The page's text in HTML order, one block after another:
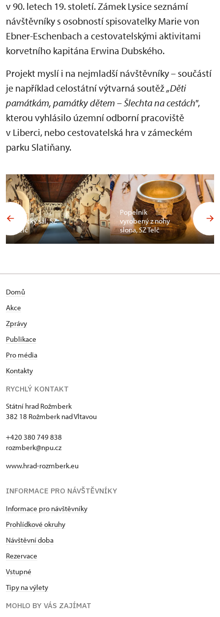
v 90. letech 19. století. Zámek Lysice seznámí
návštěvníky s osobností spisovatelky Marie von
Ebner-Eschenbach a cestovatelskými aktivitami
korvetního kapitána Erwina Dubského.
Projekt myslí i na nejmladší návštěvníky – součástí
je například celostátní výtvarná soutěž„Děti
památkám, památky dětem – Šlechta na cestách",
kterou vyhlásilo územní odborní pracoviště
v Liberci, nebo cestovatelská hra v zámeckém
parku Slatiňany.
Africký sál, SZ
Telč
Popelník
vyrobený z nohy
slona, SZ Telč
Domů
Akce
Zprávy
Publikace
Pro média
Kontakty
RYCHLÝ KONTAKT
Státní hrad Rožmberk
382 18 Rožmberk nad Vltavou
+420 380 749 838
rozmberk@npu.cz
www.hrad-rozmberk.eu
INFORMACE PRO NÁVŠTĚVNÍKY
Informace pro návštěvníky
Prohlídkové okruhy
Návštěvní doba
Rezervace
Vstupné
Tipy na výlety
MOHLO BY VÁS ZAJÍMAT